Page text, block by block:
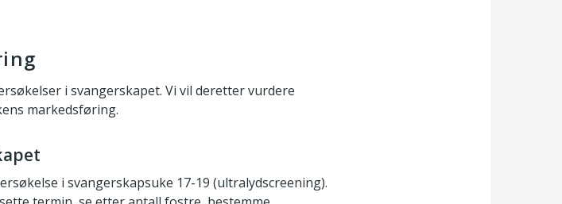
i svangerskapet. Vi vil deretter vurdere
markedsføring.
i svangerskapsuke 17-19 (ultralydscreening).